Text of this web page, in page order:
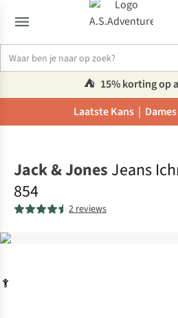
⛺️ 15% korting op
Laatste Kans | Dames
Jack & Jones Jeans
854
2 reviews